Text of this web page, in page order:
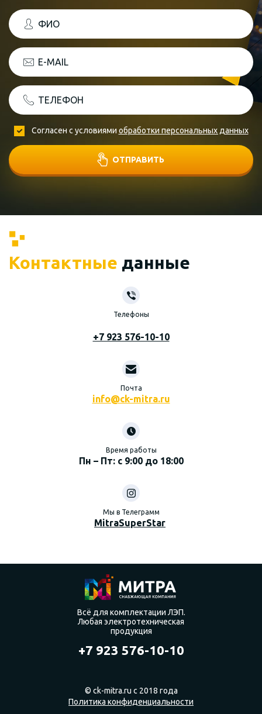
ФИО
E-MAIL
ТЕЛЕФОН
Согласен с условиями обработки персональных данных
ОТПРАВИТЬ
Контактные данные
Телефоны
+7 923 576-10-10
Почта
info@ck-mitra.ru
Время работы
Пн – Пт: с 9:00 до 18:00
Мы в Телеграмм
MitraSuperStar
Всё для комплектации ЛЭП.
Любая электротехническая
продукция
+7 923 576-10-10
© ck-mitra.ru с 2018 года
Политика конфиденциальности